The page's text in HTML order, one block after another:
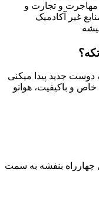
و تجارت و
غیر آکادمیک
دوست جدید پیدا میکنی
و باکیفیت، هواتو
چهارراه بنفشه به سمت